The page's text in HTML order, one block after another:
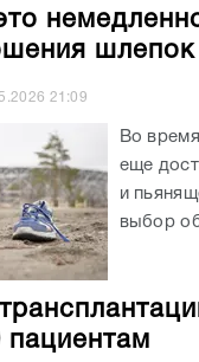
21:09
Во
еще
и
выбор
пациентам